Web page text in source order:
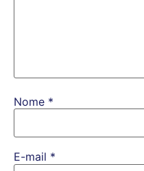
Nome *
E-mail *